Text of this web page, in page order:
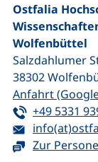
Ostfalia
Wolfenbüttel
Salzdahlumer
38302
Anfahrt
Tel:
+49 5331
E-Mail:
Zur